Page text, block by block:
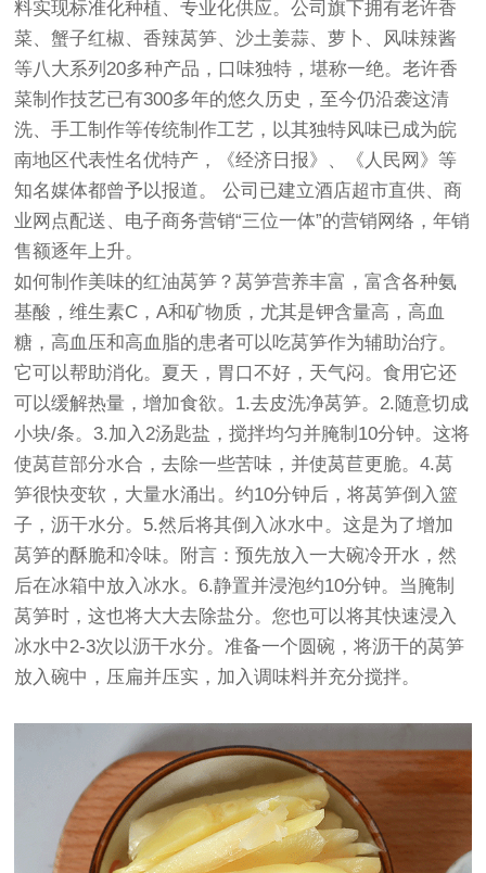
料实现标准化种植、专业化供应。公司旗下拥有老许香
菜、蟹子红椒、香辣莴笋、沙土姜蒜、萝卜、风味辣酱
等八大系列20多种产品，口味独特，堪称一绝。老许香
菜制作技艺已有300多年的悠久历史，至今仍沿袭这清
洗、手工制作等传统制作工艺，以其独特风味已成为皖
南地区代表性名优特产，《经济日报》、《人民网》等
知名媒体都曾予以报道。 公司已建立酒店超市直供、商
业网点配送、电子商务营销“三位一体”的营销网络，年销
售额逐年上升。
如何制作美味的红油莴笋？莴笋营养丰富，富含各种氨
基酸，维生素C，A和矿物质，尤其是钾含量高，高血
糖，高血压和高血脂的患者可以吃莴笋作为辅助治疗。
它可以帮助消化。夏天，胃口不好，天气闷。食用它还
可以缓解热量，增加食欲。1.去皮洗净莴笋。2.随意切成
小块/条。3.加入2汤匙盐，搅拌均匀并腌制10分钟。这将
使莴苣部分水合，去除一些苦味，并使莴苣更脆。4.莴
笋很快变软，大量水涌出。约10分钟后，将莴笋倒入篮
子，沥干水分。5.然后将其倒入冰水中。这是为了增加
莴笋的酥脆和冷味。附言：预先放入一大碗冷开水，然
后在冰箱中放入冰水。6.静置并浸泡约10分钟。当腌制
莴笋时，这也将大大去除盐分。您也可以将其快速浸入
冰水中2-3次以沥干水分。准备一个圆碗，将沥干的莴笋
放入碗中，压扁并压实，加入调味料并充分搅拌。